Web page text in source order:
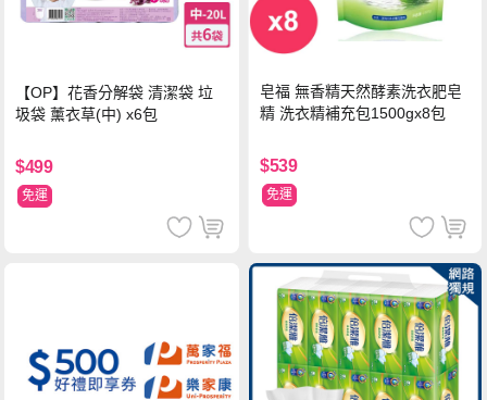
【OP】花香分解袋 清潔袋 垃
圾袋 薰衣草(中) x6包
$499
免運
皂福 無香精天然酵素洗衣肥皂
精 洗衣精補充包1500gx8包
$539
免運